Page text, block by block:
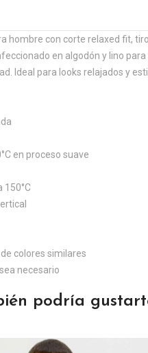
hombre con corte relaxed fit,
en algodón y lino
Ideal para looks relajados y
en proceso suave
150°C
colores similares
necesario
podría